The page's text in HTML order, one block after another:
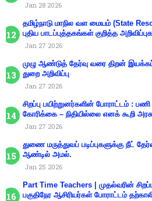
Jan 28 2026
தமிழ்நாடு மாநில வள மையம் (State
புதிய பாடப்புத்தகங்கள் குறித்த
Jan 27 2026
முழு ஆண்டுத் தேர்வு வரை திறன் இயக்கப்
துறை அறிவிப்பு
Jan 27 2026
சிறப்பு பயிற்றுனர்களின் போராட்டம் :
கோரிக்கை – நிதியில்லை எனக் கூறி அரசு
Jan 27 2026
துணை மருத்துவப் படிப்புகளுக்கு நீட்
ஆண்டில் அமல்.
Jan 25 2026
Part Time Teachers | முதல்வரின்
பகுதிநேர ஆசிரியர்கள் போராட்டம்